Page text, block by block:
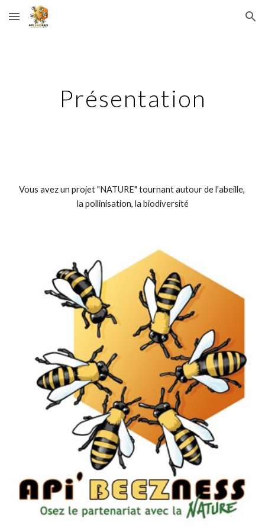
Skip to main content Skip to navigation
Présentation
Vous avez un projet "NATURE" tournant autour de l'abeille,
la pollinisation, la biodiversité